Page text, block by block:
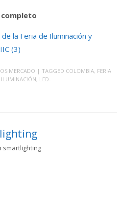
completo
la Feria de Iluminación y
(3)
MERCADO | TAGGED COLOMBIA, FERIA
ILUMINACIÓN, LED-
smartlighting